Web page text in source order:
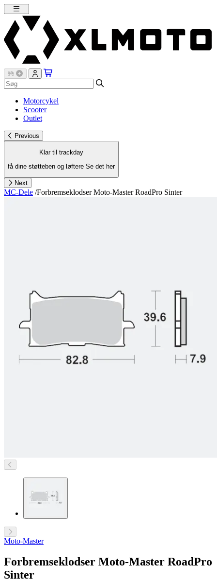
Motorcykel
Scooter
Outlet
Previous
Klar til trackday
få dine støtteben og løftere Se det her
Next
MC-Dele /Forbremseklodser Moto-Master RoadPro Sinter
Moto-Master
Forbremseklodser Moto-Master RoadPro
Sinter